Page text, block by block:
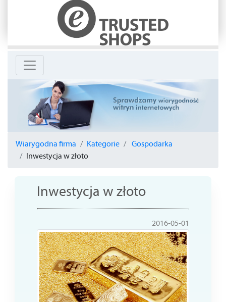
Wiarygodna firma Kategorie
Gospodarka
Inwestycja w złoto
Inwestycja w złoto
2016-05-01